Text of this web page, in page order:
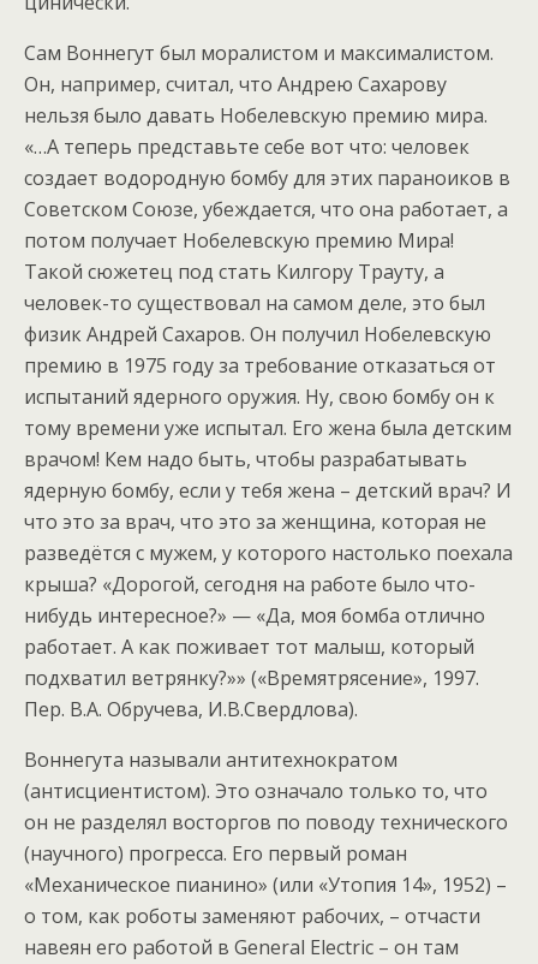
Сам Воннегут был моралистом и максималистом.
Он, например, считал, что Андрею Сахарову
нельзя было давать Нобелевскую премию мира.
«…А теперь представьте себе вот что: человек
создает водородную бомбу для этих параноиков в
Советском Союзе, убеждается, что она работает, а
потом получает Нобелевскую премию Мира!
Такой сюжетец под стать Килгору Трауту, а
человек-то существовал на самом деле, это был
физик Андрей Сахаров. Он получил Нобелевскую
премию в 1975 году за требование отказаться от
испытаний ядерного оружия. Ну, свою бомбу он к
тому времени уже испытал. Его жена была детским
врачом! Кем надо быть, чтобы разрабатывать
ядерную бомбу, если у тебя жена – детский врач? И
что это за врач, что это за женщина, которая не
разведётся с мужем, у которого настолько поехала
крыша? «Дорогой, сегодня на работе было что-
нибудь интересное?» — «Да, моя бомба отлично
работает. А как поживает тот малыш, который
подхватил ветрянку?»» («Времятрясение», 1997.
Пер. В.А. Обручева, И.В.Свердлова).
Воннегута называли антитехнократом
(антисциентистом). Это означало только то, что
он не разделял восторгов по поводу технического
(научного) прогресса. Его первый роман
«Механическое пианино» (или «Утопия 14», 1952) –
о том, как роботы заменяют рабочих, – отчасти
навеян его работой в General Electric – он там